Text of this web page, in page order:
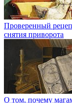
Проверенный
снятия приворота
О том, почему